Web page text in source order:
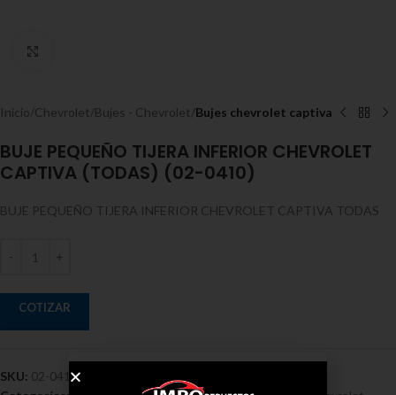
Inicio Chevrolet Bujes - Chevrolet Bujes chevrolet captiva
BUJE PEQUEÑO TIJERA INFERIOR CHEVROLET
CAPTIVA (TODAS) (02-0410)
BUJE PEQUEÑO TIJERA INFERIOR CHEVROLET CAPTIVA TODAS
COTIZAR
SKU: 02-0410